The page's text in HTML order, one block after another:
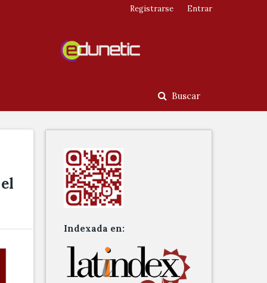
Buscar
Registrarse Entrar
Indexada en: